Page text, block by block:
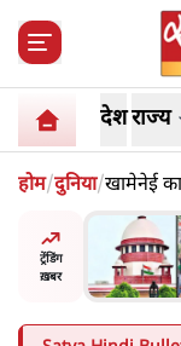
देशराज्य
होम/दुनिया/खामेनेई
चेतावनी
ट्रेंडिंग
ख़बर
न
को सुने':